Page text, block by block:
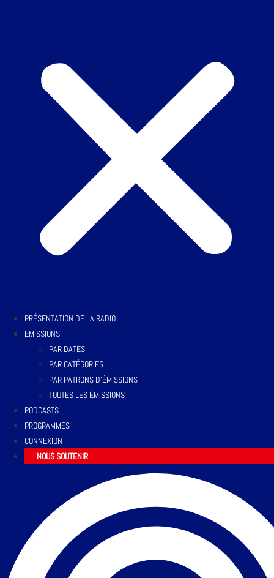
PRÉSENTATION DE LA RADIO
EMISSIONS
PAR DATES
PAR CATÉGORIES
PAR PATRONS D’ÉMISSIONS
TOUTES LES ÉMISSIONS
PODCASTS
PROGRAMMES
CONNEXION
NOUS SOUTENIR